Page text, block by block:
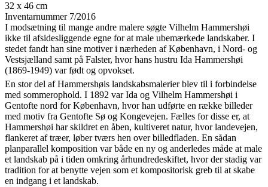
32 x 46 cm
Inventarnummer 7/2016
I modsætning til mange andre malere søgte Vilhelm Hammershøi
ikke til afsidesliggende egne for at male ubemærkede landskaber. I
stedet fandt han sine motiver i nærheden af København, i Nord- og
Vestsjælland samt på Falster, hvor hans hustru Ida Hammershøi
(1869-1949) var født og opvokset.
En stor del af Hammershøis landskabsmalerier blev til i forbindelse
med sommerophold. I 1892 var Ida og Vilhelm Hammershøi i
Gentofte nord for København, hvor han udførte en række billeder
med motiv fra Gentofte Sø og Kongevejen. Fælles for disse er, at
Hammershøi har skildret en åben, kultiveret natur, hvor landevejen,
flankeret af træer, løber tværs hen over billedfladen. En sådan
planparallel komposition var både en ny og anderledes måde at male
et landskab på i tiden omkring århundredeskiftet, hvor der stadig var
tradition for at benytte vejen som et kompositorisk greb til at skabe
en indgang i et landskab.